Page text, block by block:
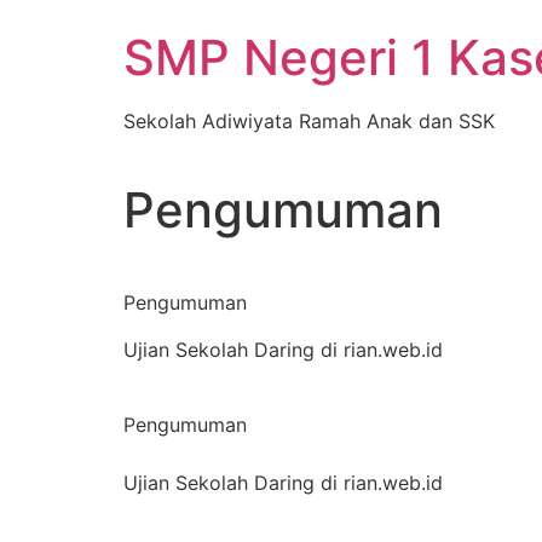
SMP Negeri 1
Sekolah Adiwiyata Ramah Anak dan SSK
Pengumuman
Pengumuman
Ujian Sekolah Daring di rian.web.id
Pengumuman
Ujian Sekolah Daring di rian.web.id